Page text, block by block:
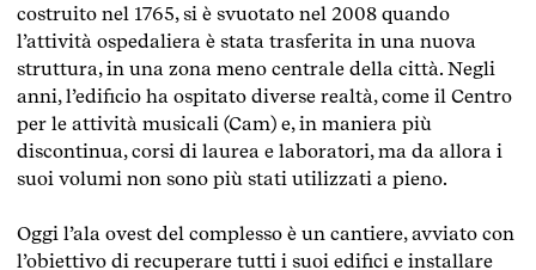
costruito nel 1765, si è svuotato nel 2008 quando
l’attività ospedaliera è stata trasferita in una nuova
struttura, in una zona meno centrale della città. Negli
anni, l’edificio ha ospitato diverse realtà, come il Centro
per le attività musicali (Cam) e, in maniera più
discontinua, corsi di laurea e laboratori, ma da allora i
suoi volumi non sono più stati utilizzati a pieno.
Oggi l’ala ovest del complesso è un cantiere, avviato con
l’obiettivo di recuperare tutti i suoi edifici e installare